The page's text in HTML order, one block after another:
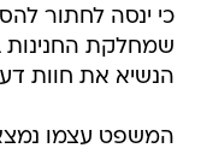
כי ינסה לחתור
שמחלקת
הנשיא את חוות
המשפט עצמו